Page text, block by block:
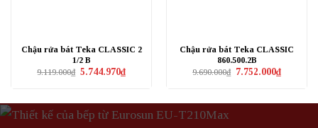
Chậu rửa bát Teka CLASSIC 2
1/2 B
9.119.000₫ Giá
5.744.970₫Giá
hiện
5.744.970₫.
Chậu rửa bát Teka CLASSIC
860.500.2B
9.690.000₫ Giá
7.752.000₫Giá
hiện